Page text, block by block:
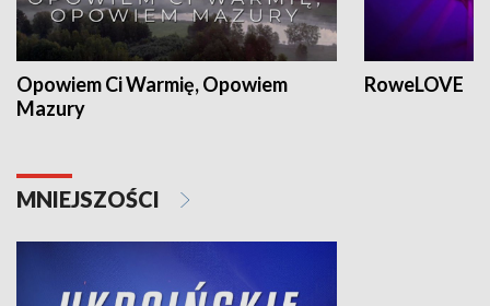
Opowiem Ci Warmię, Opowiem
Mazury
RoweLOVE
MNIEJSZOŚCI